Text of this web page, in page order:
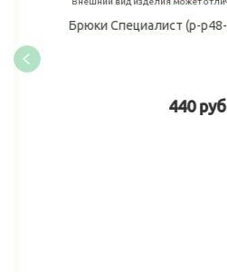
Брюки Специалист (р-р48-
440 руб.